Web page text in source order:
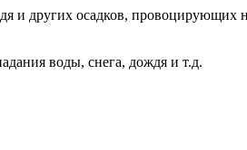
и других осадков,
воды, снега, дождя и т.д.